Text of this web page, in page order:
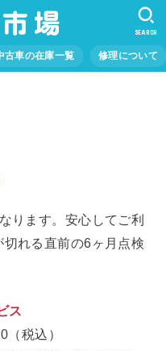
古車の在庫一覧 修理について
SEARCH
ります。安心してご利
れる直前の6ヶ月点検
ス
税込）